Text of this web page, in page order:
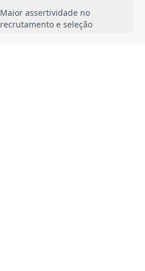
Maior assertividade no
recrutamento e seleção